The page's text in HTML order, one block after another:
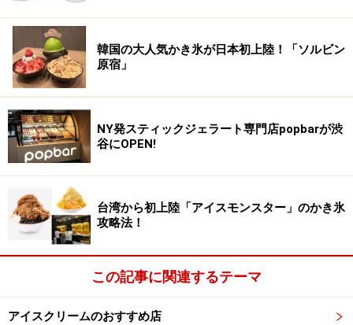
韓国の大人気かき氷が日本初上陸！「ソルビン
原宿」
NY発スティックジェラート専門店popbarが渋
谷にOPEN!
台湾から初上陸「アイスモンスター」のかき氷
攻略法！
この記事に関連するテーマ
アイスクリームのおすすめ店